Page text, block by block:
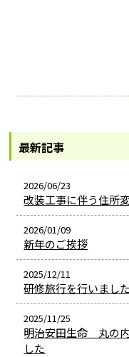
最新記事
2026/06/23
改装工事に伴う住所
2026/01/09
新年のご挨拶
2025/12/11
研修旅行を行いました
2025/11/25
明治安田生命 丸の
した